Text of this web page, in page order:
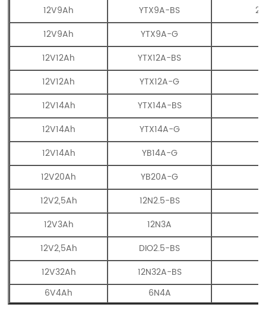
12V9Ah
YTX9A-BS
12V9Ah
YTX9A-G
12V12Ah
YTX12A-BS
12V12Ah
YTX12A-G
12V14Ah
YTX14A-BS
12V14Ah
YTX14A-G
12V14Ah
YB14A-G
12V20Ah
YB20A-G
12V2,5Ah
12N2.5-BS
12V3Ah
12N3A
12V2,5Ah
DIO2.5-BS
12V32Ah
12N32A-BS
6V4Ah
6N4A